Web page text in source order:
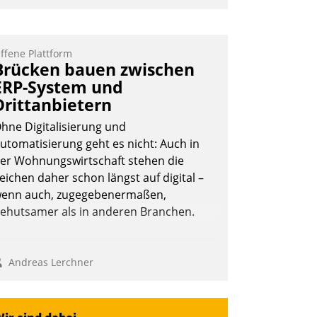
fürs Quartier.
zeigte Datatrain, was es
zu bieten hat.
Nadja Hußmann
Plattform
bauen zwischen
System und
Digitalisierung und
geht es nicht: Auch in
Wohnungswirtschaft stehen die
daher schon längst auf digital –
auch, zugegebenermaßen,
als in anderen Branchen.
Andreas Lerchner